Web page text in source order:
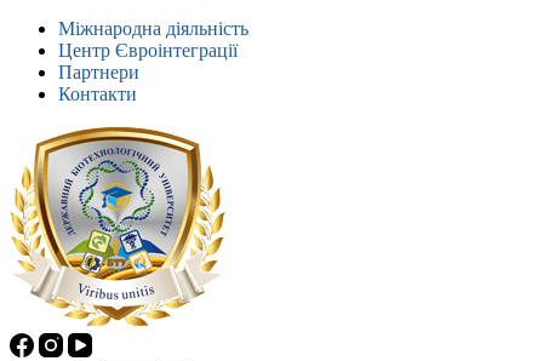
Міжнародна діяльність
Центр Євроінтеграції
Партнери
Контакти